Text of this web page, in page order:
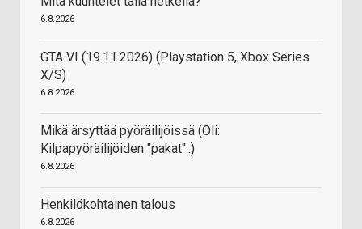
6.8.2026
GTA VI (19.11.2026) (Playstation 5, Xbox Series
X/S)
6.8.2026
Mikä ärsyttää pyöräilijöissä (Oli:
Kilpapyöräilijöiden "pakat"..)
6.8.2026
Henkilökohtainen talous
6.8.2026